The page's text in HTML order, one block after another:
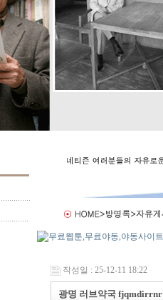
작성일 : 25-12-11 18:22
광명 러브약국 fjqmdirrnr